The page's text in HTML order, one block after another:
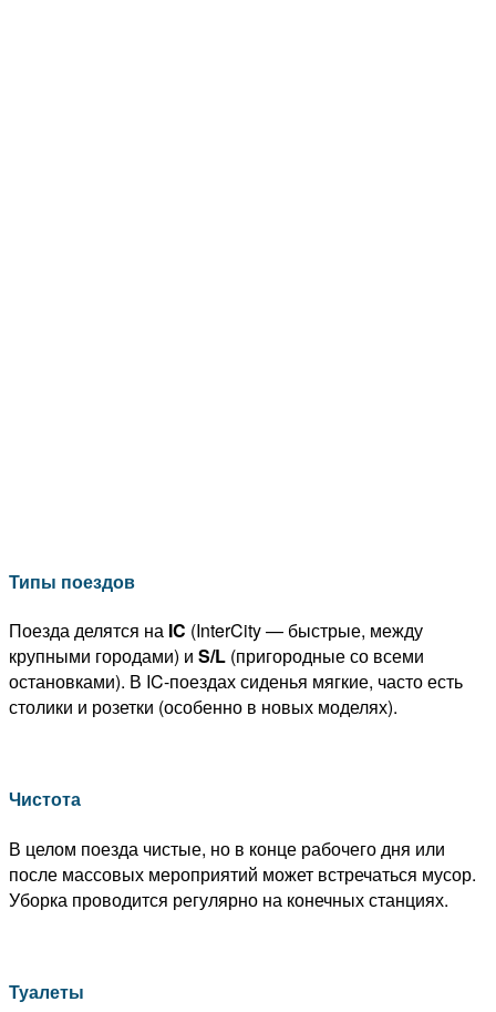
Типы поездов
Поезда делятся на IC (InterCity — быстрые, между
крупными городами) и S/L (пригородные со всеми
остановками). В IC-поездах сиденья мягкие, часто есть
столики и розетки (особенно в новых моделях).
Чистота
В целом поезда чистые, но в конце рабочего дня или
после массовых мероприятий может встречаться мусор.
Уборка проводится регулярно на конечных станциях.
Туалеты